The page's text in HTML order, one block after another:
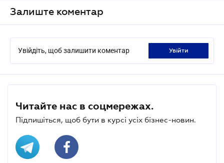
Залиште коментар
Увійдіть, щоб залишити коментар увійти
Читайте нас в соцмережах.
Підпишіться, щоб бути в курсі усіх бізнес-новин.